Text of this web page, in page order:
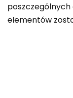
elementów